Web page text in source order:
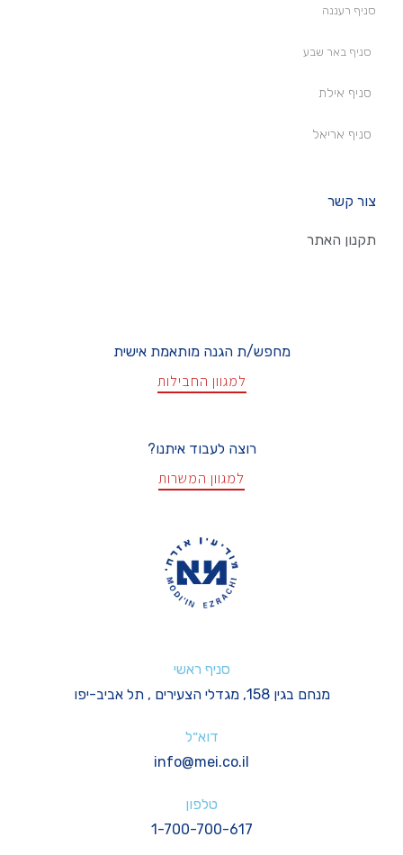
מחפש/ת הגנה מותאמת אישית
למגוון החבילות
רוצה לעבוד איתנו?
למגוון המשרות
סניף ראשי
מנחם בגין 158, מגדלי הצעירים , תל אביב-יפו
דוא״ל
info@mei.co.il
טלפון
1-700-700-617
סניף רעננה
סניף באר שבע
סניף אילת
סניף אריאל
צור קשר
תקנון האתר